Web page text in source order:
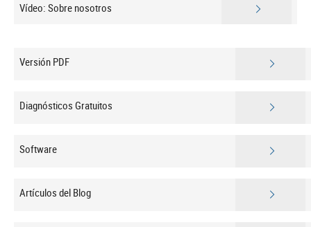
Vídeo: Sobre nosotros
Versión PDF
Diagnósticos Gratuitos
Software
Artículos del Blog